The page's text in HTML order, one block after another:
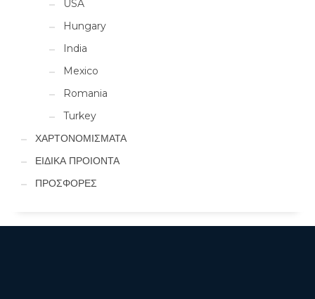
USA
Hungary
India
Mexico
Romania
Turkey
ΧΑΡΤΟΝΟΜΙΣΜΑΤΑ
ΕΙΔΙΚΑ ΠΡΟΙΟΝΤΑ
ΠΡΟΣΦΟΡΕΣ